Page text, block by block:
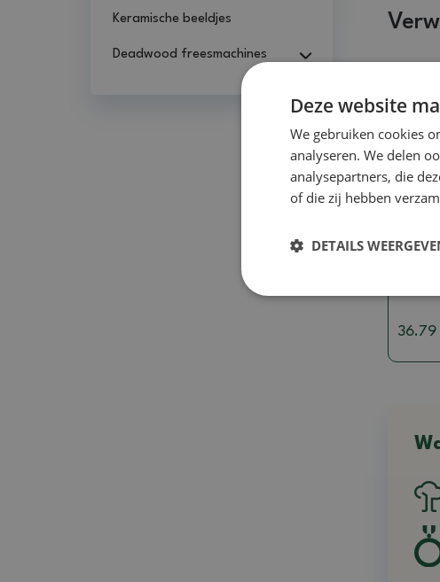
Keramische beeldjes
Deadwood freesmachines
cm,
36.79
Deze website
We gebruiken cookies
analyseren. We delen
analysepartners, die
of die zij hebben
DETAILS